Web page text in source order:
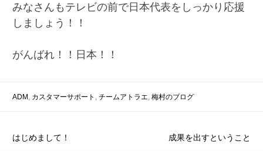
みなさんもテレビの前で日本代表をしっかり応援
しましょう！！
がんばれ！！日本！！
ADM , カスタマーサポート , チームアトラエ, 梅村のブログ
投
はじめまして！ 成果を出すということ